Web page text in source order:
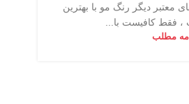
معتبر دیگر رنگ مو با بهترین
فقط کافیست با...
مطلب